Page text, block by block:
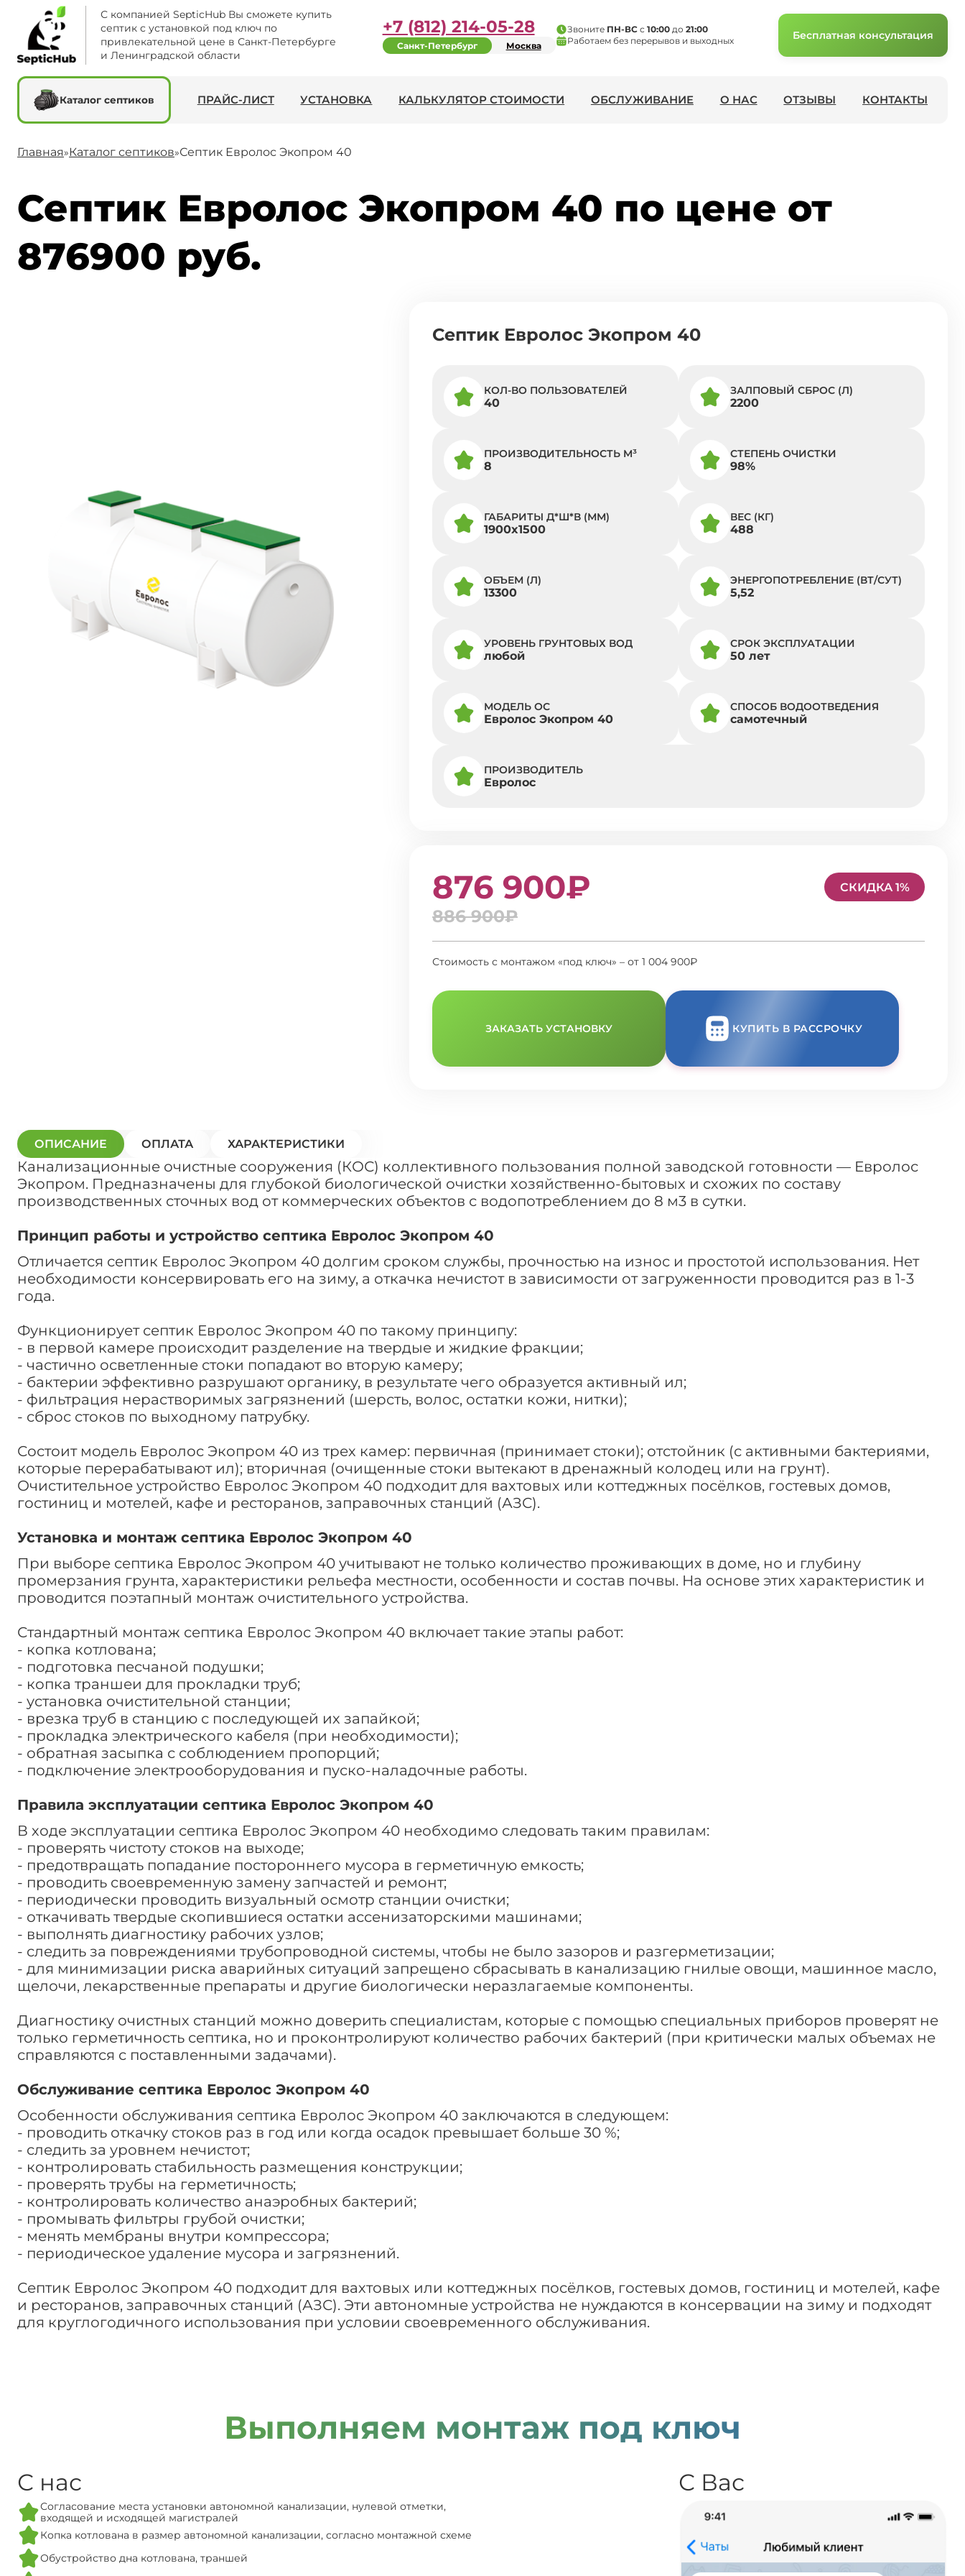
С компанией SepticHub Вы сможете купить
септик с установкой под ключ по
привлекательной цене в Санкт-Петербурге
и Ленинградской области
+7 (812) 214-05-28
Санкт-Петербург Москва
Звоните ПН-ВСс 10:00до 21:00
Работаем без перерывов и выходных
Бесплатная консультация
Каталог септиков ПРАЙС-ЛИСТ УСТАНОВКА КАЛЬКУЛЯТОР СТОИМОСТИ ОБСЛУЖИВАНИЕ О НАС ОТЗЫВЫ КОНТАКТЫ
Главная»Каталог септиков»Септик Евролос Экопром 40
Септик Евролос Экопром 40 по цене от
876900 руб.
Септик Евролос Экопром 40
КОЛ-ВО ПОЛЬЗОВАТЕЛЕЙ
40
ЗАЛПОВЫЙ СБРОС (Л)
2200
ПРОИЗВОДИТЕЛЬНОСТЬ M³
8
СТЕПЕНЬ ОЧИСТКИ
98%
ГАБАРИТЫ Д*Ш*В (ММ)
1900x1500
ВЕС (КГ)
488
ОБЪЕМ (Л)
13300
ЭНЕРГОПОТРЕБЛЕНИЕ (ВТ/СУТ)
5,52
УРОВЕНЬ ГРУНТОВЫХ ВОД
любой
СРОК ЭКСПЛУАТАЦИИ
50 лет
МОДЕЛЬ ОС
Евролос Экопром 40
СПОСОБ ВОДООТВЕДЕНИЯ
самотечный
ПРОИЗВОДИТЕЛЬ
Евролос
876 900₽
886 900₽
СКИДКА 1%
Стоимость с монтажом «под ключ» – от 1 004 900₽
ЗАКАЗАТЬ УСТАНОВКУ КУПИТЬ В РАССРОЧКУ
ОПИСАНИЕ ОПЛАТА ХАРАКТЕРИСТИКИ
Канализационные очистные сооружения (КОС) коллективного пользования полной заводской готовности — Евролос
Экопром. Предназначены для глубокой биологической очистки хозяйственно-бытовых и схожих по составу
производственных сточных вод от коммерческих объектов с водопотреблением до 8 м3 в сутки.
Принцип работы и устройство септика Евролос Экопром 40
Отличается септик Евролос Экопром 40 долгим сроком службы, прочностью на износ и простотой использования. Нет
необходимости консервировать его на зиму, а откачка нечистот в зависимости от загруженности проводится раз в 1-3
года.
Функционирует септик Евролос Экопром 40 по такому принципу:
- в первой камере происходит разделение на твердые и жидкие фракции;
- частично осветленные стоки попадают во вторую камеру;
- бактерии эффективно разрушают органику, в результате чего образуется активный ил;
- фильтрация нерастворимых загрязнений (шерсть, волос, остатки кожи, нитки);
- сброс стоков по выходному патрубку.
Состоит модель Евролос Экопром 40 из трех камер: первичная (принимает стоки); отстойник (с активными бактериями,
которые перерабатывают ил); вторичная (очищенные стоки вытекают в дренажный колодец или на грунт).
Очистительное устройство Евролос Экопром 40 подходит для вахтовых или коттеджных посёлков, гостевых домов,
гостиниц и мотелей, кафе и ресторанов, заправочных станций (АЗС).
Установка и монтаж септика Евролос Экопром 40
При выборе септика Евролос Экопром 40 учитывают не только количество проживающих в доме, но и глубину
промерзания грунта, характеристики рельефа местности, особенности и состав почвы. На основе этих характеристик и
проводится поэтапный монтаж очистительного устройства.
Стандартный монтаж септика Евролос Экопром 40 включает такие этапы работ:
- копка котлована;
- подготовка песчаной подушки;
- копка траншеи для прокладки труб;
- установка очистительной станции;
- врезка труб в станцию с последующей их запайкой;
- прокладка электрического кабеля (при необходимости);
- обратная засыпка с соблюдением пропорций;
- подключение электрооборудования и пуско-наладочные работы.
Правила эксплуатации септика Евролос Экопром 40
В ходе эксплуатации септика Евролос Экопром 40 необходимо следовать таким правилам:
- проверять чистоту стоков на выходе;
- предотвращать попадание постороннего мусора в герметичную емкость;
- проводить своевременную замену запчастей и ремонт;
- периодически проводить визуальный осмотр станции очистки;
- откачивать твердые скопившиеся остатки ассенизаторскими машинами;
- выполнять диагностику рабочих узлов;
- следить за повреждениями трубопроводной системы, чтобы не было зазоров и разгерметизации;
- для минимизации риска аварийных ситуаций запрещено сбрасывать в канализацию гнилые овощи, машинное масло,
щелочи, лекарственные препараты и другие биологически неразлагаемые компоненты.
Диагностику очистных станций можно доверить специалистам, которые с помощью специальных приборов проверят не
только герметичность септика, но и проконтролируют количество рабочих бактерий (при критически малых объемах не
справляются с поставленными задачами).
Обслуживание септика Евролос Экопром 40
Особенности обслуживания септика Евролос Экопром 40 заключаются в следующем:
- проводить откачку стоков раз в год или когда осадок превышает больше 30 %;
- следить за уровнем нечистот;
- контролировать стабильность размещения конструкции;
- проверять трубы на герметичность;
- контролировать количество анаэробных бактерий;
- промывать фильтры грубой очистки;
- менять мембраны внутри компрессора;
- периодическое удаление мусора и загрязнений.
Септик Евролос Экопром 40 подходит для вахтовых или коттеджных посёлков, гостевых домов, гостиниц и мотелей, кафе
и ресторанов, заправочных станций (АЗС). Эти автономные устройства не нуждаются в консервации на зиму и подходят
для круглогодичного использования при условии своевременного обслуживания.
Выполняем монтаж под ключ
С нас
Согласование места установки автономной канализации, нулевой отметки,
входящей и исходящей магистралей
Копка котлована в размер автономной канализации, согласно монтажной схеме
Обустройство дна котлована, траншей
С Вас